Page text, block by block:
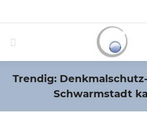
Search:
Trendig:
Schwarmstadt